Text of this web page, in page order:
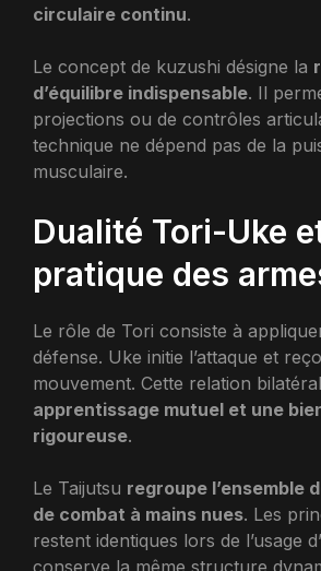
circulaire continu.
Le concept de kuzushi désigne la
d’équilibre indispensable. Il
projections ou de contrôles
technique ne dépend pas de la
musculaire.
Dualité Tori-Uke
pratique des
Le rôle de Tori consiste à
défense. Uke initie l’attaque et
mouvement. Cette relation
apprentissage mutuel et une
rigoureuse.
Le Taijutsu regroupe l’ensemble
de combat à mains nues. Les
restent identiques lors de l’usage
conserve la même structure